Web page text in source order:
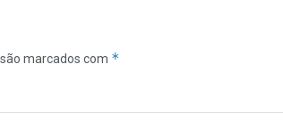
marcados com *